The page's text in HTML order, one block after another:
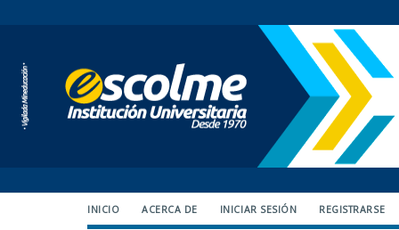
INICIO ACERCA DE INICIAR SESIÓN REGISTRARSE